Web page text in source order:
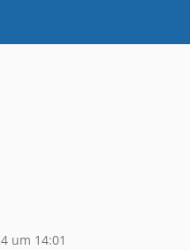
um 14:01